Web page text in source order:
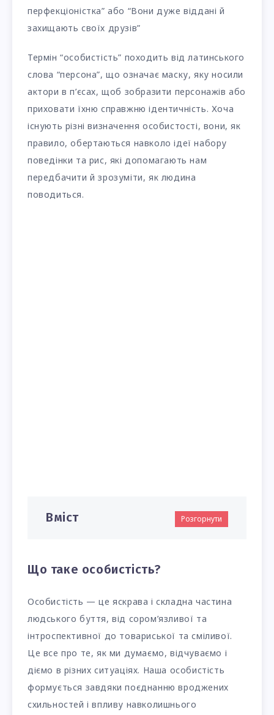
перфекціоністка” або “Вони дуже віддані й
захищають своїх друзів”
Термін “особистість” походить від латинського
слова “персона”, що означає маску, яку носили
актори в п’єсах, щоб зобразити персонажів або
приховати їхню справжню ідентичність. Хоча
існують різні визначення особистості, вони, як
правило, обертаються навколо ідеї набору
поведінки та рис, які допомагають нам
передбачити й зрозуміти, як людина
поводиться.
Вміст Розгорнути
Що таке особистість?
Особистість — це яскрава і складна частина
людського буття, від сором’язливої та
інтроспективної до товариської та сміливої.
Це все про те, як ми думаємо, відчуваємо і
діємо в різних ситуаціях. Наша особистість
формується завдяки поєднанню вроджених
схильностей і впливу навколишнього